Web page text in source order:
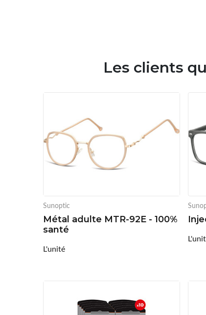
Les clients
Sunoptic
Métal adulte MTR-92E - 100%
santé
L'unité